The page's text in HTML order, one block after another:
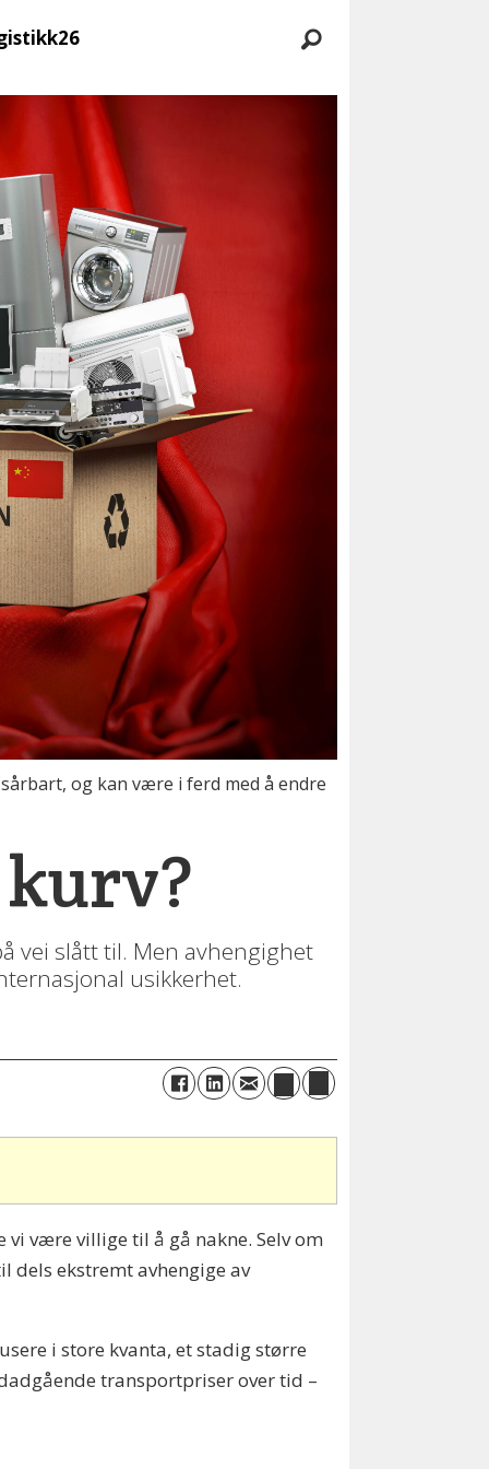
og kan være i ferd med å endre
vei slått til. Men avhengighet
usikkerhet.
være villige til å gå nakne. Selv om
dels ekstremt avhengige av
i store kvanta, et stadig større
transportpriser over tid –